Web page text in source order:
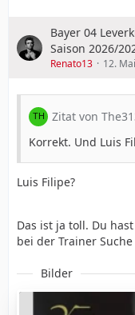
Bayer 04
Saison 2026/
Renato13 12.
Zitat von
Korrekt. Und Luis
Luis Filipe?
Das ist ja toll. Du
bei der Trainer
Bilder